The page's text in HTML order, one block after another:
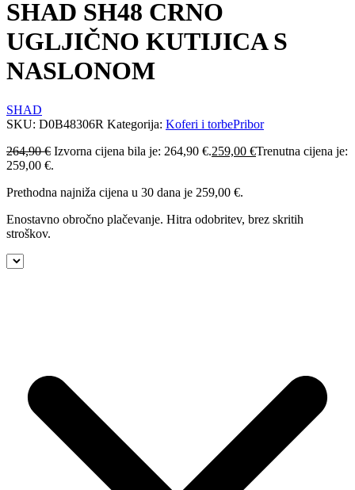
SHAD SH48 CRNO
UGLJIČNO KUTIJICA S
NASLONOM
SHAD
SKU: D0B48306R Kategorija: Koferi i torbePribor
264,90€ Izvorna cijena bila je: 264,90 €.259,00 €Trenutna cijena je:
259,00 €.
Prethodna najniža cijena u 30 dana je 259,00 €.
Enostavno obročno plačevanje. Hitra odobritev, brez skritih
stroškov.